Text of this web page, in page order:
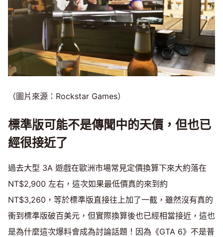
（圖片來源：Rockstar Games）
標準版可能不是傳聞中的天價，但也已
經很接近了
過去大型 3A 遊戲在歐洲市場常見定價換算下來大約落在
NT$2,900 左右，這次如果最低價真的來到約
NT$3,260，等於標準版直接往上加了一截，雖然沒有真的
衝到標準版破百美元，但實際換算後也已經相當接近，這也
是為什麼這次爆料會成為討論話題！因為《GTA 6》不是普